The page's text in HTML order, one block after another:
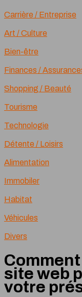
Carrière / Entreprise
Art / Culture
Bien-être
Finances /
Shopping / Beauté
Tourisme
Technologie
Détente / Loisirs
Alimentation
Immobiler
Habitat
Véhicules
Divers
site web
votre